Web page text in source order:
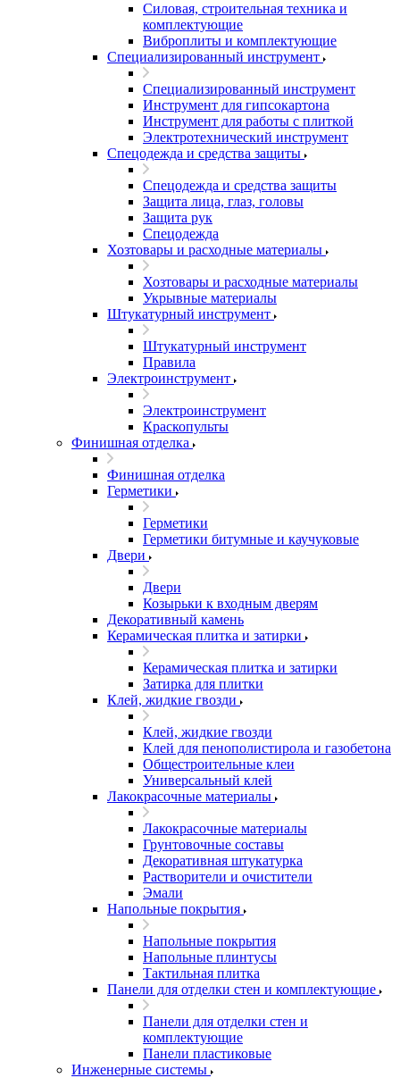
Силовая, строительная техника и
комплектующие
Виброплиты и комплектующие
Специализированный инструмент
Специализированный инструмент
Инструмент для гипсокартона
Инструмент для работы с плиткой
Электротехнический инструмент
Спецодежда и средства защиты
Спецодежда и средства защиты
Защита лица, глаз, головы
Защита рук
Спецодежда
Хозтовары и расходные материалы
Хозтовары и расходные материалы
Укрывные материалы
Штукатурный инструмент
Штукатурный инструмент
Правила
Электроинструмент
Электроинструмент
Краскопульты
Финишная отделка
Финишная отделка
Герметики
Герметики
Герметики битумные и каучуковые
Двери
Двери
Козырьки к входным дверям
Декоративный камень
Керамическая плитка и затирки
Керамическая плитка и затирки
Затирка для плитки
Клей, жидкие гвозди
Клей, жидкие гвозди
Клей для пенополистирола и газобетона
Общестроительные клеи
Универсальный клей
Лакокрасочные материалы
Лакокрасочные материалы
Грунтовочные составы
Декоративная штукатурка
Растворители и очистители
Эмали
Напольные покрытия
Напольные покрытия
Напольные плинтусы
Тактильная плитка
Панели для отделки стен и комплектующие
Панели для отделки стен и
комплектующие
Панели пластиковые
Инженерные системы